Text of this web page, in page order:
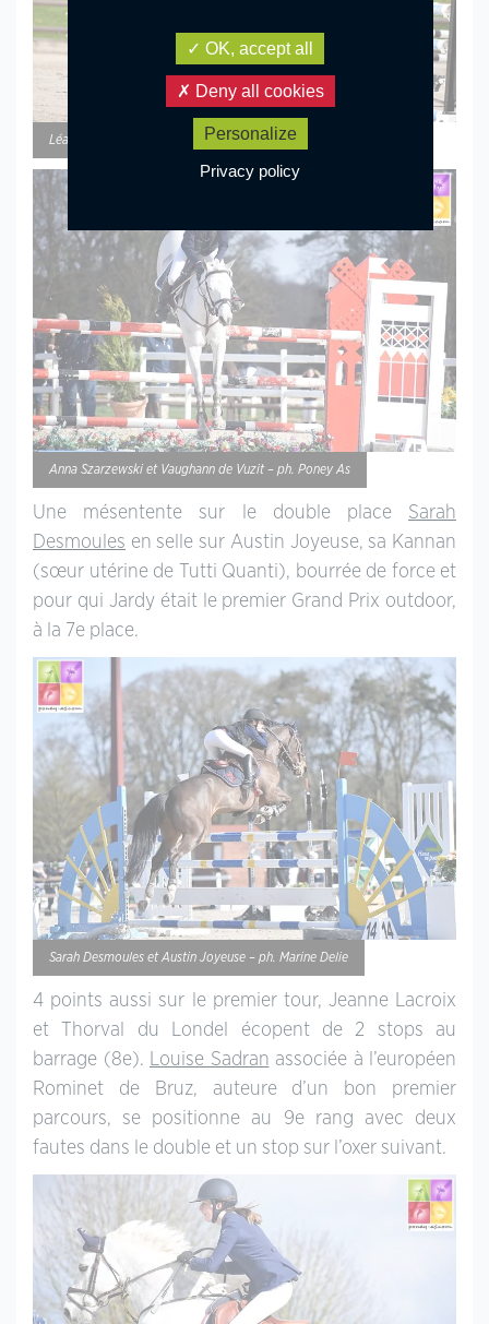
Léa Gras et Venus de Jus – ph. Marine Delie
Anna Szarzewski et Vaughann de Vuzit – ph. Poney As
Une mésentente sur le double place Sarah
Desmoules en selle sur Austin Joyeuse, sa Kannan
(sœur utérine de Tutti Quanti), bourrée de force et
pour qui Jardy était le premier Grand Prix outdoor,
à la 7e place.
Sarah Desmoules et Austin Joyeuse – ph. Marine Delie
4 points aussi sur le premier tour, Jeanne Lacroix
et Thorval du Londel écopent de 2 stops au
barrage (8e). Louise Sadran associée à l’européen
Rominet de Bruz, auteure d’un bon premier
parcours, se positionne au 9e rang avec deux
fautes dans le double et un stop sur l’oxer suivant.
OK, accept all
Deny all cookies
Personalize
Privacy policy